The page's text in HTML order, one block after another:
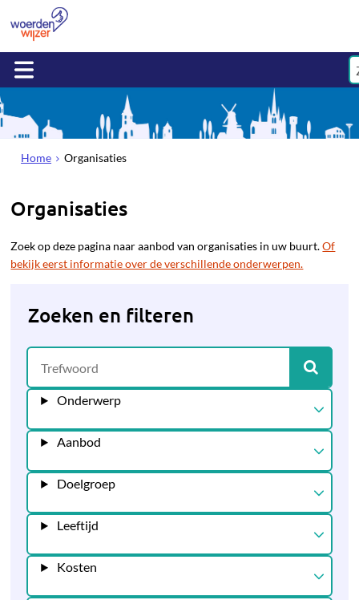
Home Organisaties
Organisaties
Zoek op deze pagina naar aanbod van organisaties in uw buurt.Of
bekijk eerst informatie over de verschillende onderwerpen.
Zoeken en filteren
Onderwerp
Aanbod
Doelgroep
Leeftijd
Kosten